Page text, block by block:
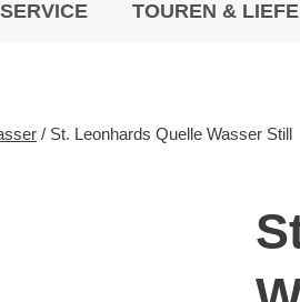
TOUREN &
/ St. Leonhards Quelle Wasser Still